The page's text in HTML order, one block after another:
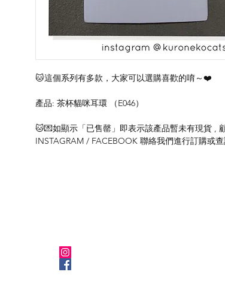
🐱這個系列有多款，大家可以選購喜歡的唷～❤️
產品: 茶杯貓咪耳環 （E046）
🐱💌如顯示「已售罄」即表示該產品暫未有現貨 ,
INSTAGRAM / FACEBOOK 聯絡我們進行訂購或查